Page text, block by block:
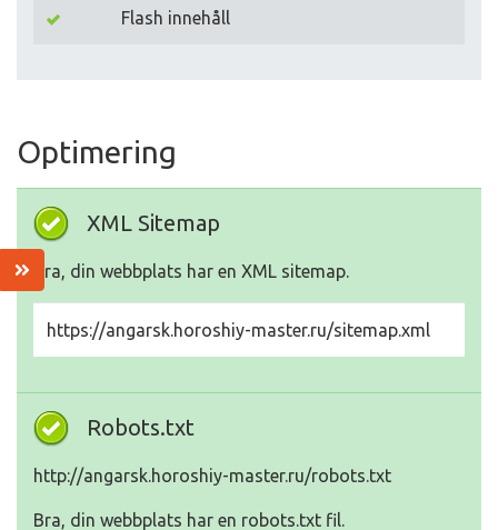
Flash innehåll
Optimering
XML Sitemap
Bra, din webbplats har en XML sitemap.
https://angarsk.horoshiy-master.ru/sitemap.xml
Robots.txt
http://angarsk.horoshiy-master.ru/robots.txt
Bra, din webbplats har en robots.txt fil.